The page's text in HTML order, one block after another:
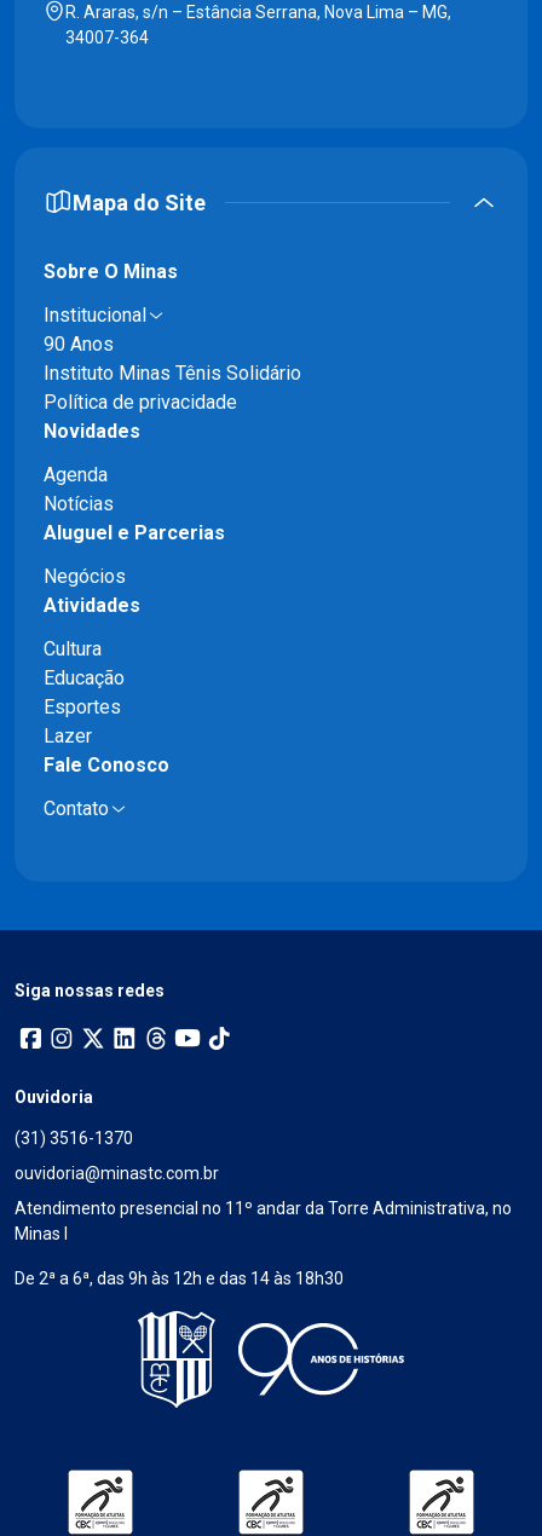
R. Araras, s/n – Estância Serrana, Nova Lima – MG,
34007-364
Mapa do Site
Sobre O Minas
Institucional
90 Anos
Instituto Minas Tênis Solidário
Política de privacidade
Novidades
Agenda
Notícias
Aluguel e Parcerias
Negócios
Atividades
Cultura
Educação
Esportes
Lazer
Fale Conosco
Contato
Siga nossas redes
Ouvidoria
(31) 3516-1370
ouvidoria@minastc.com.br
Atendimento presencial no 11º andar da Torre Administrativa, no
Minas I
De 2ª a 6ª, das 9h às 12h e das 14 às 18h30